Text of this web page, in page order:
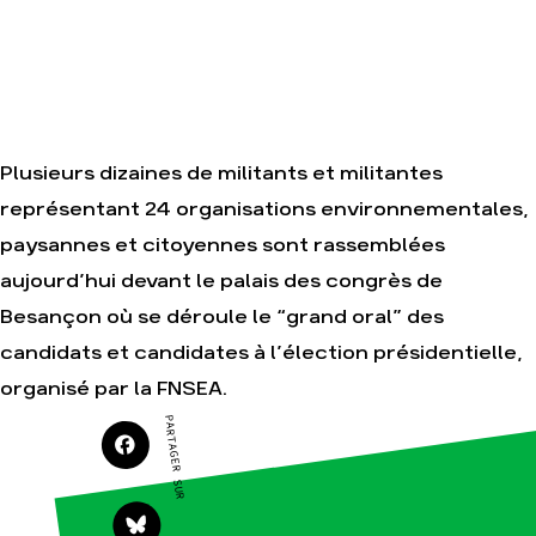
Agir
le terrain
Agir au
Soutenir les
campagnes
Transmettre
tout ou partie
de son
patrimoine
Télécharger
gratuitement
Nos
thématiques
Climat –
Plusieurs dizaines de militants et militantes
représentant 24 organisations environnementales,
paysannes et citoyennes sont rassemblées
aujourd’hui devant le palais des congrès de
Besançon où se déroule le “grand oral” des
candidats et candidates à l’élection présidentielle,
organisé par la FNSEA.
PARTAGER SUR